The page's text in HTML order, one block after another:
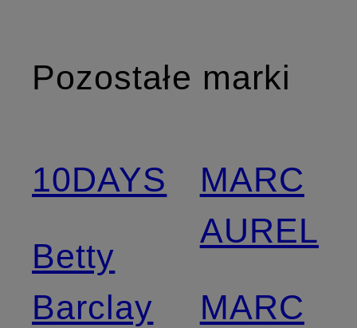
Pozostałe marki
10DAYS
Betty
Barclay
MARC
AUREL
MARC